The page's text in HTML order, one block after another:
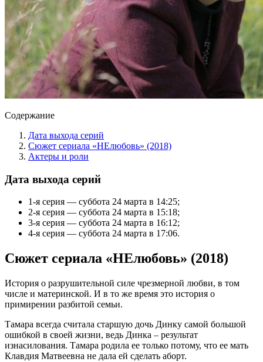
Содержание
Дата выхода серий
Сюжет сериала «НЕлюбовь» (2018)
Актеры и роли
Дата выхода серий
1-я серия — суббота 24 марта в 14:25;
2-я серия — суббота 24 марта в 15:18;
3-я серия — суббота 24 марта в 16:12;
4-я серия — суббота 24 марта в 17:06.
Сюжет сериала «НЕлюбовь» (2018)
История о разрушительной силе чрезмерной любви, в том
числе и материнской. И в то же время это история о
примирении разбитой семьи.
Тамара всегда считала старшую дочь Динку самой большой
ошибкой в своей жизни, ведь Динка – результат
изнасилования. Тамара родила ее только потому, что ее мать
Клавдия Матвеевна не дала ей сделать аборт.